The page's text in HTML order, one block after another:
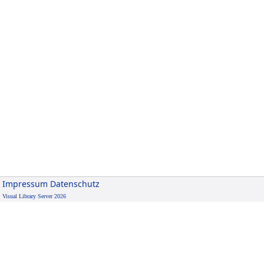
Impressum Datenschutz
Visual Library Server 2026